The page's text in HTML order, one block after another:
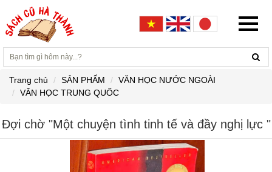
Trang chủ SẢN PHẨM
VĂN HỌC NƯỚC NGOÀI
VĂN HỌC TRUNG QUỐC
Đợi chờ "Một chuyện tình tinh tế và đầy nghị lực "